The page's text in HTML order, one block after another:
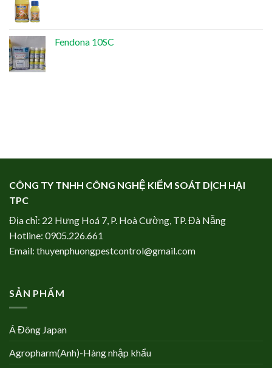
Fendona 10SC
CÔNG TY TNHH CÔNG NGHỆ KIỂM SOÁT DỊCH HẠI
TPC
Địa chỉ: 22 Hưng Hoá 7, P. Hoà Cường, TP. Đà Nẵng
Hotline: 0905.226.661
Email: thuyenphuongpestcontrol@gmail.com
SẢN PHẨM
Á Đông Japan
Agropharm(Anh)-Hàng nhập khẩu